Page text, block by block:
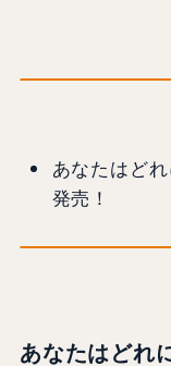
あなたはど
発売！
あなたはどれ